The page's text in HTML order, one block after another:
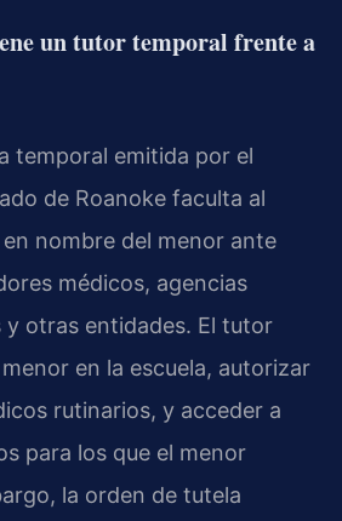
un tutor temporal frente a
temporal emitida por el
de Roanoke faculta al
nombre del menor ante
médicos, agencias
y otras entidades. El tutor
en la escuela, autorizar
rutinarios, y acceder a
para los que el menor
la orden de tutela